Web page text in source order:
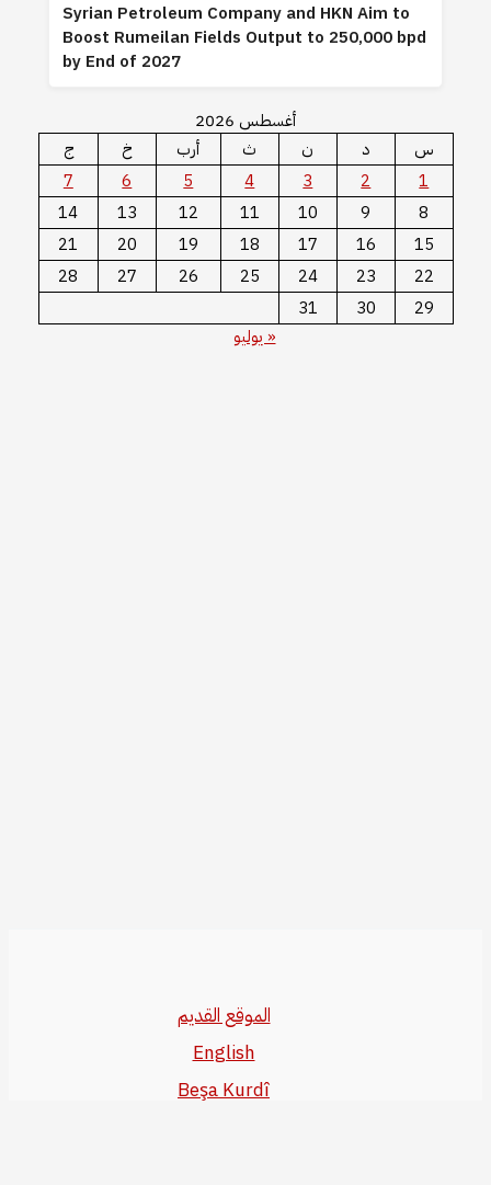
Syrian Petroleum Company and HKN Aim to
Boost Rumeilan Fields Output to 250,000 bpd
by End of 2027
أغسطس 2026
س
د ن ث أرب خ
ج
1
2
3
4
5
6
7
8
9
10
11
12
13
14
15
16
17
18
19
20
21
22
23
24
25
26
27
28
29
30
31
« يوليو
الموقع القديم
English
Beşa Kurdî